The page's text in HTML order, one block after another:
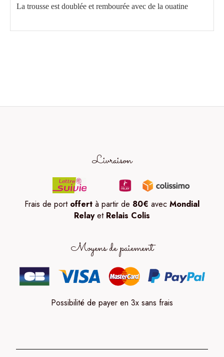
La trousse est doublée et rembourée avec de la ouatine
Livraison
Frais de port offert à partir de 80€ avec Mondial
Relayet Relais Colis
Moyens de paiement
Possibilité de payer en 3x sans frais